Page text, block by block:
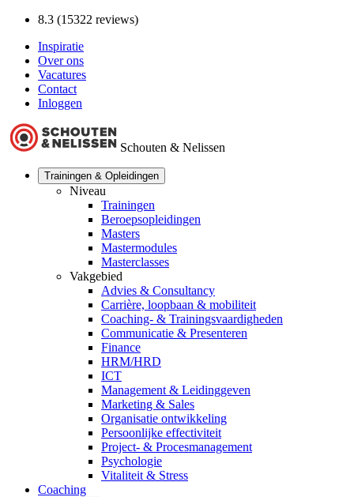
8.3 (15322 reviews)
Inspiratie
Over ons
Vacatures
Contact
Inloggen
Schouten & Nelissen
Trainingen & Opleidingen
Niveau
Trainingen
Beroepsopleidingen
Masters
Mastermodules
Masterclasses
Vakgebied
Advies & Consultancy
Carrière, loopbaan & mobiliteit
Coaching- & Trainingsvaardigheden
Communicatie & Presenteren
Finance
HRM/HRD
ICT
Management & Leidinggeven
Marketing & Sales
Organisatie ontwikkeling
Persoonlijke effectiviteit
Project- & Procesmanagement
Psychologie
Vitaliteit & Stress
Coaching